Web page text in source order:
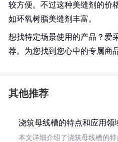
较方便。不过这种美缝剂的价
如环氧树脂美缝剂丰富。
想找特定场景使用的产品？爱
荐。为您找到您心中的专属商
其他推荐
浇筑母线槽的特点和应用领
本文详细介绍了浇筑母线槽的特